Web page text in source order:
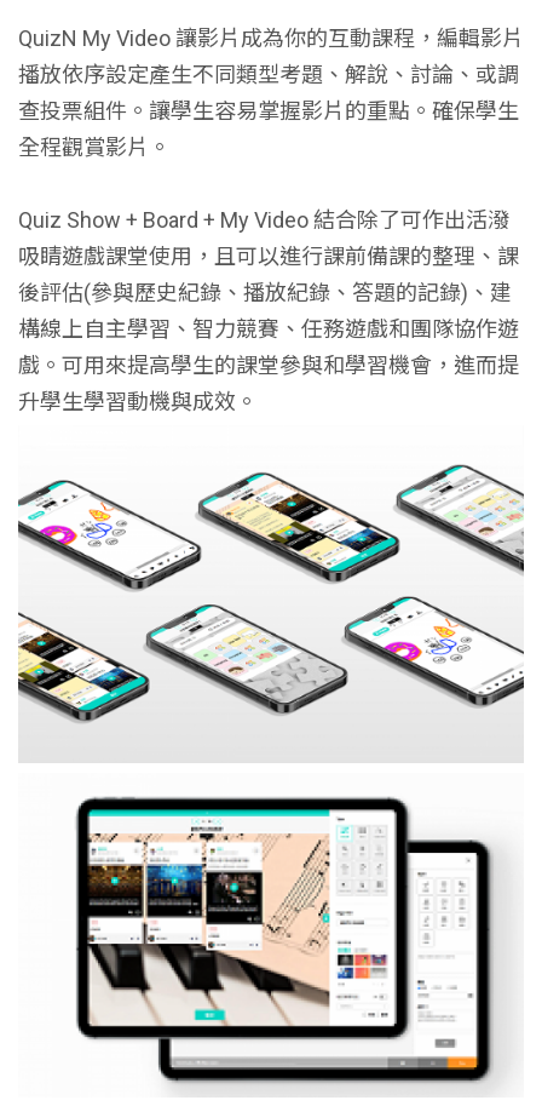
QuizN My Video 讓影片成為你的互動課程，編輯影片
播放依序設定產⽣不同類型考題、解說、討論、或調
查投票組件。讓學生容易掌握影片的重點。確保學生
全程觀賞影片。
Quiz Show + Board + My Video 結合除了可作出活潑
吸睛遊戲課堂使用，且可以進行課前備課的整理、課
後評估(參與歷史紀錄、播放紀錄、答題的記錄)、建
構線上自主學習、智力競賽、任務遊戲和團隊協作遊
戲。可用來提高學生的課堂參與和學習機會，進而提
升學生學習動機與成效。